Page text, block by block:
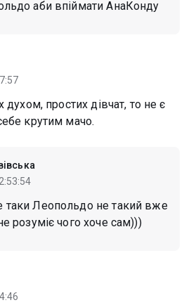
аби впіймати АнаКонду
духом, простих дівчат, то не є
крутим мачо.
таки Леопольдо не такий вже
розуміє чого хоче сам)))